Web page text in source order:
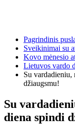
Pagrindinis
Sveikinimai su
Kovo mėnesio
Lietuvos vardo
Su
džiaugsmu!
Su
diena spindi